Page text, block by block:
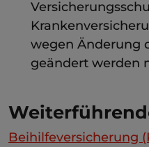
wegen Änderung
geändert werden
Beihilfeversicherung